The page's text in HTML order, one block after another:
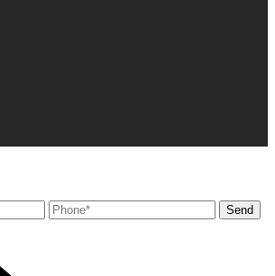
Send